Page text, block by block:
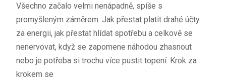
Všechno začalo velmi nenápadně, spíše s
promyšleným záměrem. Jak přestat platit drahé účty
za energii, jak přestat hlídat spotřebu a celkově se
nenervovat, když se zapomene náhodou zhasnout
nebo je potřeba si trochu více pustit topení. Krok za
krokem se